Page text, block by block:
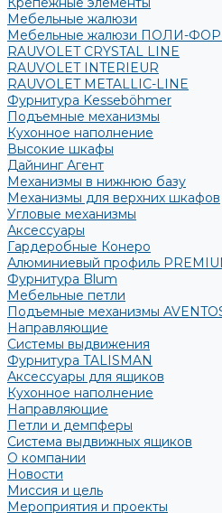
Мебельные жалюзи
Мебельные жалюзи ПОЛИ-
RAUVOLET CRYSTAL LINE
RAUVOLET INTERIEUR
RAUVOLET METALLIC-LINE
Фурнитура Kesseböhmer
Подъемные механизмы
Кухонное наполнение
Высокие шкафы
Дайнинг Агент
Механизмы в нижнюю базу
Механизмы для верхних шкафов
Угловые механизмы
Аксессуары
Гардеробные Конеро
Алюминиевый профиль
Фурнитура Blum
Мебельные петли
Подъемные механизмы
Направляющие
Системы выдвижения
Фурнитура TALISMAN
Аксессуары для ящиков
Кухонное наполнение
Направляющие
Петли и демпферы
Система выдвижных ящиков
О компании
Новости
Миссия и цель
Мероприятия и проекты